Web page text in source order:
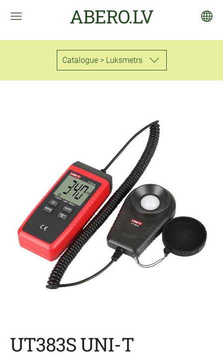
ABERO.LV
Catalogue > Luksmetrs
UT383S UNI-T